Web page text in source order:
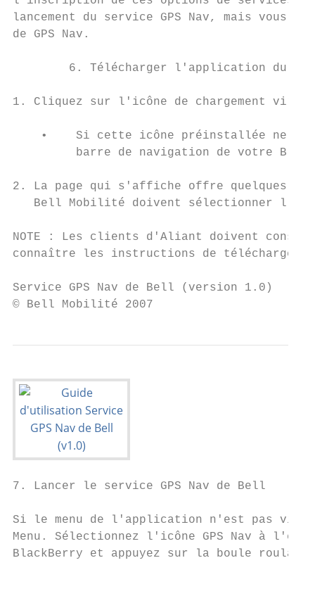
lancement du service GPS Nav, mais vous
de GPS Nav.
6. Télécharger l'application du
1. Cliquez sur l'icône de chargement
•    Si cette icône préinstallée ne
barre de navigation de votre
2. La page qui s'affiche offre quelques
Bell Mobilité doivent sélectionner
NOTE : Les clients d'Aliant doivent
connaître les instructions de
Service GPS Nav de Bell
© Bell Mobilité 2007
7. Lancer le service GPS Nav de Bell
Si le menu de l'application n'est pas
Menu. Sélectionnez l'icône GPS Nav à
BlackBerry et appuyez sur la boule